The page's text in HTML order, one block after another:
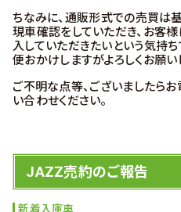
ちなみに、通販形式での売買は
現車確認をしていただき、お客
入していただきたいという気持ち
便おかけしますがよろしくお願い
ご不明な点等、ございましたら
い合わせください。
JAZZ売約のご報告
新着入庫車